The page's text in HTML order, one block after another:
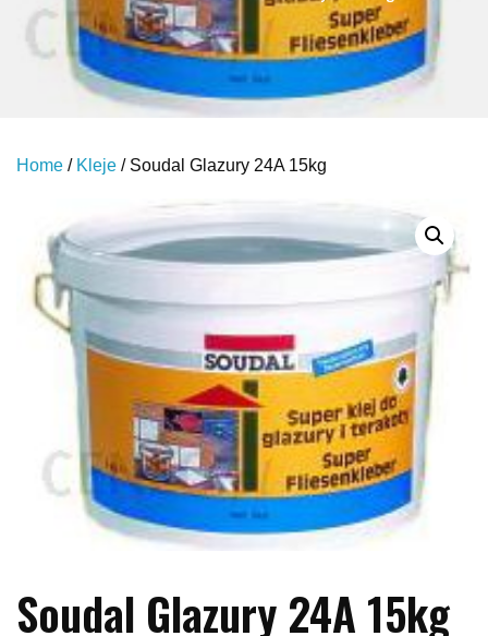
Home / Kleje / Soudal Glazury 24A 15kg
Soudal Glazury 24A 15kg